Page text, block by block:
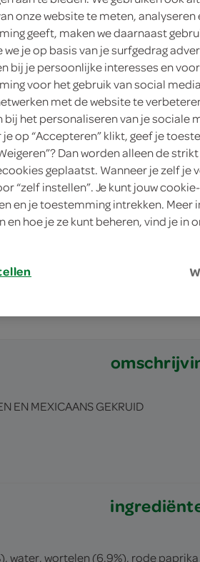
160 Gram
in winkelmand
Dit product is niet
Let op:
verwerkt in de
EN MEXICAANS GEKRUID
water, wortelen (6,9%), rode
onze website te meten, analyseren
geeft, maken we daarnaast
we je op basis van je surfgedrag
bij je persoonlijke interesses en
voor het gebruik van social
met de website te
bij het personaliseren van je sociale
je op “Accepteren” klikt, geef je
Dan worden alleen de
geplaatst. Wanneer je zelf je
“zelf instellen”. Je kunt jouw
en je toestemming intrekken.
en hoe je ze kunt beheren, vind je in